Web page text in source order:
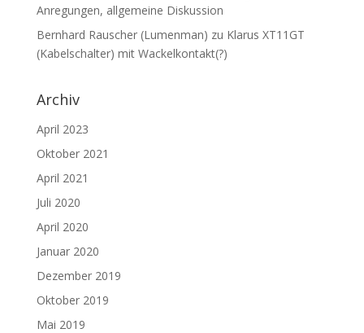
Anregungen, allgemeine Diskussion
Bernhard Rauscher (Lumenman) zu Klarus XT11GT
(Kabelschalter) mit Wackelkontakt(?)
Archiv
April 2023
Oktober 2021
April 2021
Juli 2020
April 2020
Januar 2020
Dezember 2019
Oktober 2019
Mai 2019